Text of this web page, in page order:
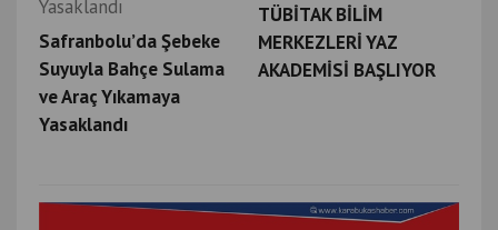
Safranbolu’da Şebeke
Suyuyla Bahçe Sulama
ve Araç Yıkamaya
Yasaklandı
TÜBİTAK BİLİM
MERKEZLERİ YAZ
AKADEMİSİ BAŞLIYOR